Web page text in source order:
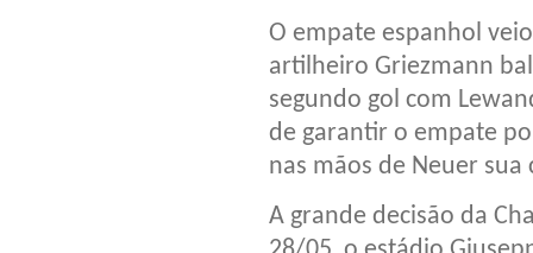
O empate espanhol
artilheiro Griezmann
segundo gol com
de garantir o empate
nas mãos de Neuer
A grande decisão da